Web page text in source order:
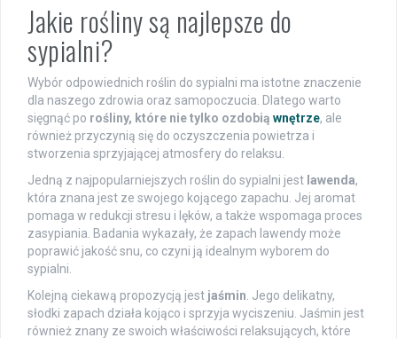
Jakie rośliny są najlepsze do
sypialni?
Wybór odpowiednich roślin do sypialni ma istotne znaczenie
dla naszego zdrowia oraz samopoczucia. Dlatego warto
sięgnąć po rośliny, które nie tylko ozdobią wnętrze, ale
również przyczynią się do oczyszczenia powietrza i
stworzenia sprzyjającej atmosfery do relaksu.
Jedną z najpopularniejszych roślin do sypialni jest lawenda,
która znana jest ze swojego kojącego zapachu. Jej aromat
pomaga w redukcji stresu i lęków, a także wspomaga proces
zasypiania. Badania wykazały, że zapach lawendy może
poprawić jakość snu, co czyni ją idealnym wyborem do
sypialni.
Kolejną ciekawą propozycją jest jaśmin. Jego delikatny,
słodki zapach działa kojąco i sprzyja wyciszeniu. Jaśmin jest
również znany ze swoich właściwości relaksujących, które